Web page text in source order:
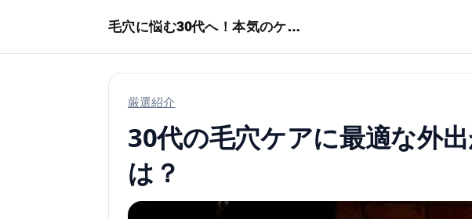
毛穴に悩む30代へ！本気のケア術特集
厳選紹介
30代の毛穴ケアに最適な外
は？